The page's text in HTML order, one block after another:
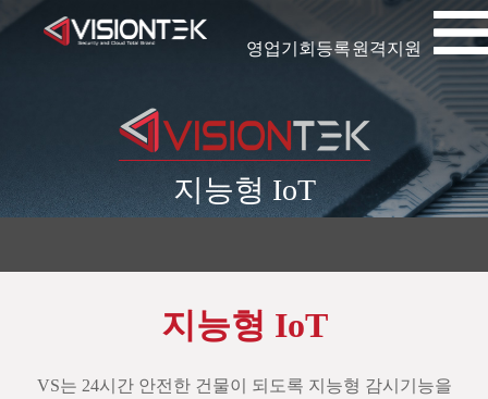
원격지원
영업기회등록
지능형 IoT
지능형 IoT
VS는 24시간 안전한 건물이 되도록 지능형 감시기능을